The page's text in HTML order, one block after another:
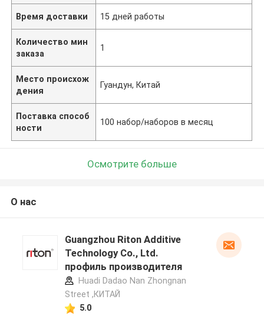
Время доставки 15 дней работы
Количество мин
заказа
1
Место происхож
дения
Гуандун, Китай
Поставка способ
ности
100 набор/наборов в месяц
Осмотрите больше
О нас
Guangzhou Riton Additive
Technology Co., Ltd.
профиль производителя
Huadi Dadao Nan Zhongnan
Street ,КИТАЙ
5.0